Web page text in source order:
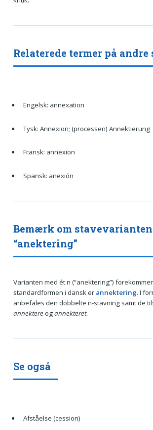
Relaterede termer på andre
Engelsk: annexation
Tysk: Annexion; (processen) Annektierung
Fransk: annexion
Spansk: anexión
Bemærk om stavevarianten
“anektering”
Varianten med ét n (“anektering”)
standardformen i dansk er annektering. I
anbefales den dobbelte n-stavning samt de
annektereogannekteret.
Se også
Afståelse (cession)